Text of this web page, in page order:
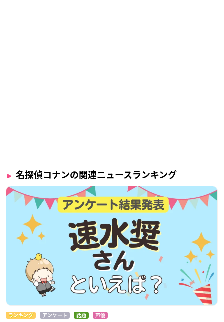
名探偵コナンの関連ニュースランキング
ランキング アンケート 話題 声優